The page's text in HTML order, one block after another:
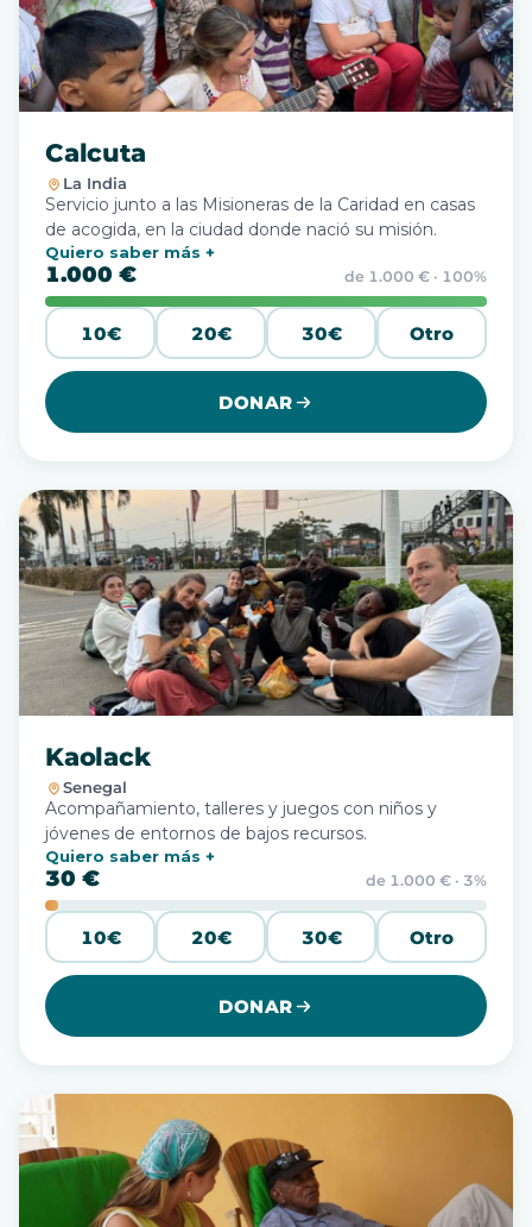
Calcuta
La India
Servicio junto a las Misioneras de la Caridad en casas
de acogida, en la ciudad donde nació su misión.
Quiero saber más
1.000 € de 1.000 € · 100%
10€ 20€ 30€ Otro
DONAR
Kaolack
Senegal
Acompañamiento, talleres y juegos con niños y
jóvenes de entornos de bajos recursos.
Quiero saber más
30 € de 1.000 € · 3%
10€ 20€ 30€ Otro
DONAR